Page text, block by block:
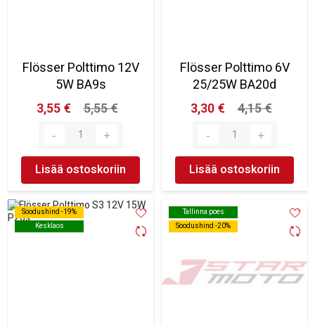
Flösser Polttimo 12V
5W BA9s
3,55 €
5,55 €
Lisää ostoskoriin
Flösser Polttimo 6V
25/25W BA20d
3,30 €
4,15 €
Lisää ostoskoriin
Soodushind -19%
Kesklaos
Soodushind -19%
Kesklaos
Tallinna poes
Soodushind -20%
Tallinna poes
Soodushind -20%